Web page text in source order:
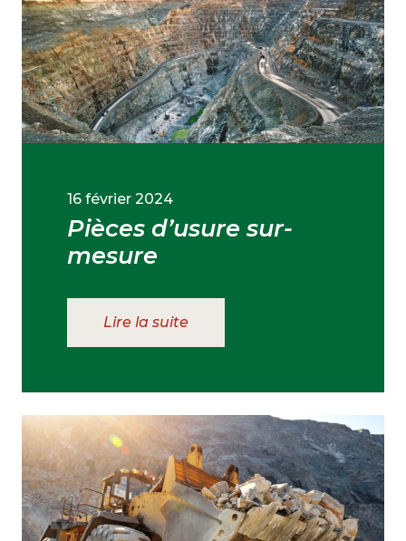
16 février 2024
Pièces d’usure sur-
mesure
Lire la suite